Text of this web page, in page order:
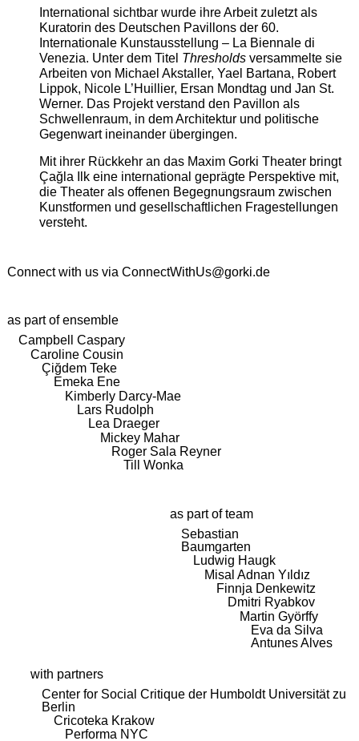
International sichtbar wurde ihre Arbeit zuletzt als
Kuratorin des Deutschen Pavillons der 60.
Internationale Kunstausstellung – La Biennale di
Venezia. Unter dem Titel Thresholdsversammelte sie
Arbeiten von Michael Akstaller, Yael Bartana, Robert
Lippok, Nicole L’Huillier, Ersan Mondtag und Jan St.
Werner. Das Projekt verstand den Pavillon als
Schwellenraum, in dem Architektur und politische
Gegenwart ineinander übergingen.
Mit ihrer Rückkehr an das Maxim Gorki Theater bringt
Çağla Ilk eine international geprägte Perspektive mit,
die Theater als offenen Begegnungsraum zwischen
Kunstformen und gesellschaftlichen Fragestellungen
versteht.
Connect with us via ConnectWithUs@gorki.de
as part of ensemble
Campbell Caspary
Caroline Cousin
Çiğdem Teke
Emeka Ene
Kimberly Darcy-Mae
Lars Rudolph
Lea Draeger
Mickey Mahar
Roger Sala Reyner
Till Wonka
as part of team
Sebastian
Baumgarten
Ludwig Haugk
Misal Adnan Yıldız
Finnja Denkewitz
Dmitri Ryabkov
Martin Györffy
Eva da Silva
Antunes Alves
with partners
Center for Social Critique der Humboldt Universität zu
Berlin
Cricoteka Krakow
Performa NYC